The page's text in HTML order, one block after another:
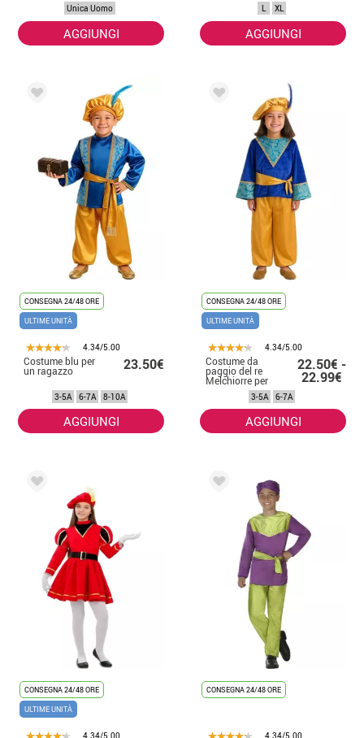
Unica Uomo
AGGIUNGI
L XL
AGGIUNGI
CONSEGNA 24/48 ORE
ULTIME UNITÀ
4.34/5.00
Costume blu per
un ragazzo 23.50€
3-5A 6-7A 8-10A
AGGIUNGI
CONSEGNA 24/48 ORE
ULTIME UNITÀ
4.34/5.00
Costume da
paggio del re
Melchiorre per
22.50€ -
22.99€
3-5A 6-7A
AGGIUNGI
CONSEGNA 24/48 ORE
ULTIME UNITÀ
4.34/5.00
CONSEGNA 24/48 ORE
4.34/5.00